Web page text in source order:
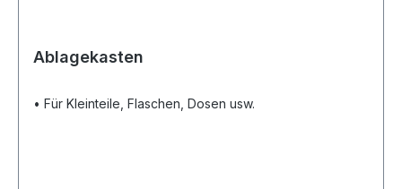
Ablagekasten
• Für Kleinteile, Flaschen, Dosen usw.